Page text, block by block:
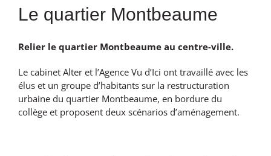
Le quartier Montbeaume
Relier le quartier Montbeaume au centre-ville.
Le cabinet Alter et l’Agence Vu d’Ici ont travaillé avec les
élus et un groupe d’habitants sur la restructuration
urbaine du quartier Montbeaume, en bordure du
collège et proposent deux scénarios d’aménagement.